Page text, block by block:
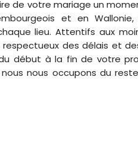
de votre mariage un
et en
lieu. Attentifs aux
des délais et
début à la fin de votre
nous occupons du